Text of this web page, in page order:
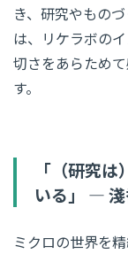
き、研究やもの
は、リケラボの
切さをあらため
す。
「（研究
いる」 ― 淺
ミクロの世界を